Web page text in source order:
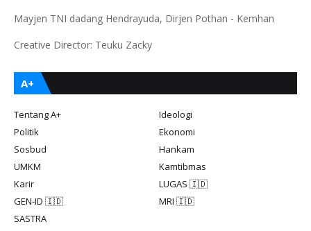
Mayjen TNI dadang Hendrayuda, Dirjen Pothan - Kemhan
Creative Director: Teuku Zacky
A+
Tentang A+
Ideologi
Politik
Ekonomi
Sosbud
Hankam
UMKM
Kamtibmas
Karir
LUGAS 🇮🇩
GEN-ID 🇮🇩
MRI 🇮🇩
SASTRA